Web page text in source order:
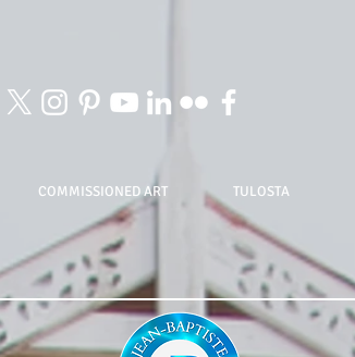
COMMISSIONED ART TULOSTA